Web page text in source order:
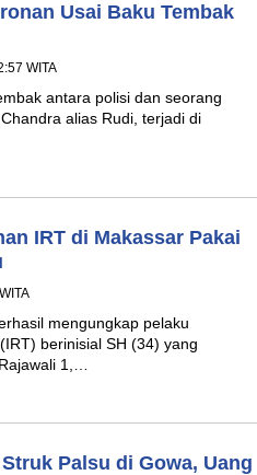
Usai Baku Tembak
WITA
antara polisi dan seorang
alias Rudi, terjadi di
IRT di Makassar Pakai
mengungkap pelaku
berinisial SH (34) yang
1,…
Palsu di Gowa, Uang